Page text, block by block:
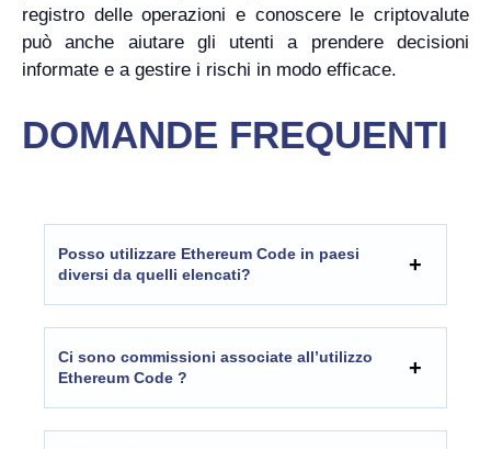
registro delle operazioni e conoscere le criptovalute
può anche aiutare gli utenti a prendere decisioni
informate e a gestire i rischi in modo efficace.
DOMANDE FREQUENTI
Posso utilizzare Ethereum Code in paesi
diversi da quelli elencati?
Ci sono commissioni associate all’utilizzo
Ethereum Code ?